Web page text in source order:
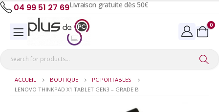
04 99 51 27 69Livraison gratuite dès 50€
0
ACCUEIL BOUTIQUE
PC PORTABLES
LENOVO THINKPAD X1 TABLET GEN3 – GRADE B